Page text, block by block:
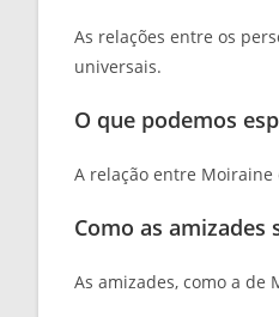
As relações entre os
universais.
O que podemos
A relação entre
Como as
As amizades, como a de